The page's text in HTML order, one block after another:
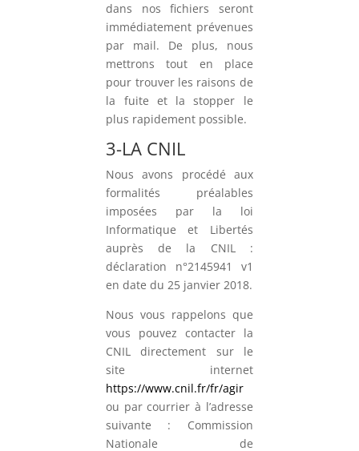
dans nos fichiers seront
immédiatement prévenues
par mail. De plus, nous
mettrons tout en place
pour trouver les raisons de
la fuite et la stopper le
plus rapidement possible.
3-LA CNIL
Nous avons procédé aux
formalités préalables
imposées par la loi
Informatique et Libertés
auprès de la CNIL :
déclaration n°2145941 v1
en date du 25 janvier 2018.
Nous vous rappelons que
vous pouvez contacter la
CNIL directement sur le
site internet
https://www.cnil.fr/fr/agir
ou par courrier à l’adresse
suivante : Commission
Nationale de